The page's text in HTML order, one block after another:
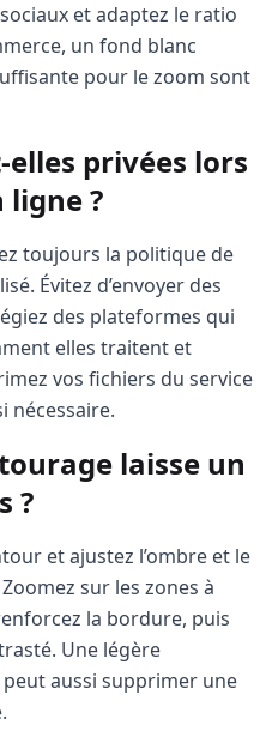
et adaptez le ratio
un fond blanc
pour le zoom sont
privées lors
?
toujours la politique de
Évitez d’envoyer des
des plateformes qui
elles traitent et
vos fichiers du service
nécessaire.
laisse un
?
et ajustez l’ombre et le
sur les zones à
la bordure, puis
Une légère
aussi supprimer une